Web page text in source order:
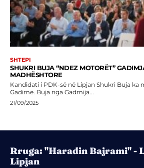
SHTEPI
SHUKRI BUJA “NDEZ MOTORËT”
MADHËSHTORE
Kandidati i PDK-së në Lipjan Shukri Buja ka
Gadime. Buja nga Gadmija...
21/09/2025
Rruga: "Haradin Bajrami" -
Lipjan